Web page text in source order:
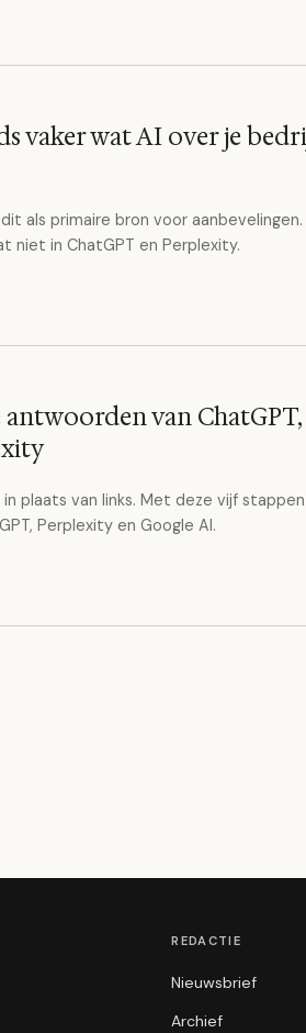
vaker wat AI over je
als primaire bron voor
niet in ChatGPT en Perplexity.
van ChatGPT,
plaats van links. Met deze vijf
Perplexity en Google AI.
REDACTIE
Nieuwsbrief
Archief